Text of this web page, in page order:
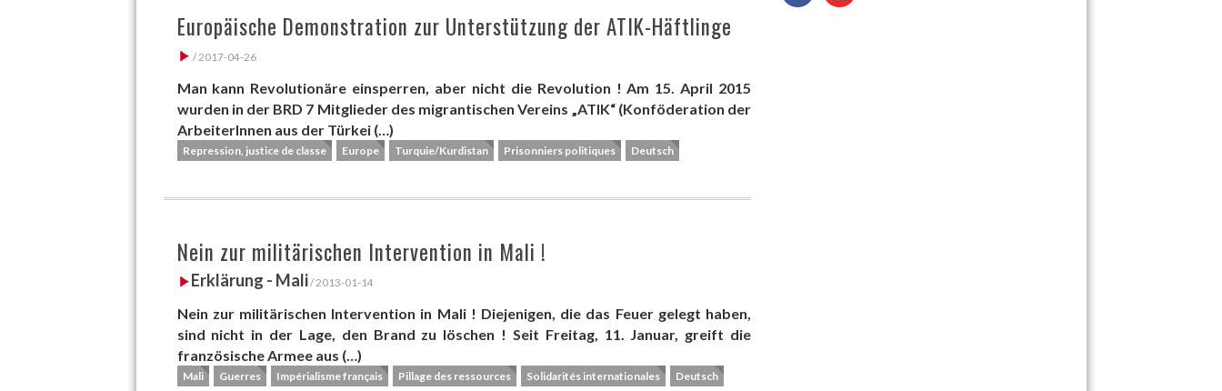
Europäische Demonstration zur Unterstützung der ATIK-Häftlinge
/ 2017-04-26
Man kann Revolutionäre einsperren, aber nicht die Revolution ! Am 15. April 2015
wurden in der BRD 7 Mitglieder des migrantischen Vereins „ATIK“ (Konföderation der
ArbeiterInnen aus der Türkei (…)
Repression, justice de classe Europe Turquie/Kurdistan Prisonniers politiques Deutsch
Nein zur militärischen Intervention in Mali !
Erklärung - Mali/ 2013-01-14
Nein zur militärischen Intervention in Mali ! Diejenigen, die das Feuer gelegt haben,
sind nicht in der Lage, den Brand zu löschen ! Seit Freitag, 11. Januar, greift die
französische Armee aus (…)
Mali Guerres Impérialisme français Pillage des ressources Solidarités internationales Deutsch